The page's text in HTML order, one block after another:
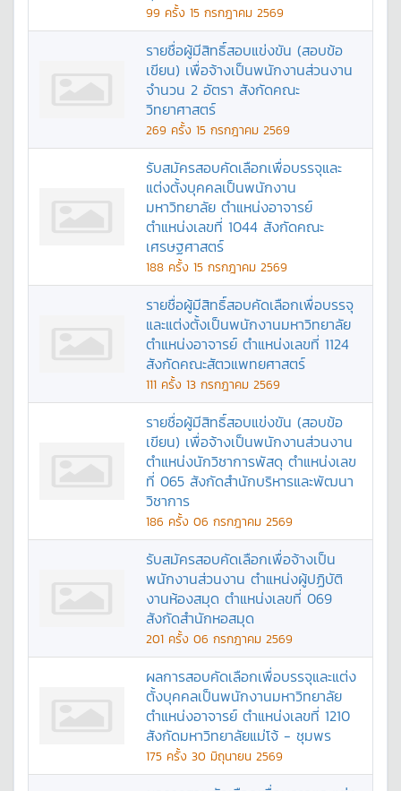
99 ครั้ง 15 กรกฎาคม 2569
รายชื่อผู้มีสิทธิ์สอบแข่งขัน (สอบข้อ
เขียน) เพื่อจ้างเป็นพนักงานส่วนงาน
จำนวน 2 อัตรา สังกัดคณะ
วิทยาศาสตร์
269 ครั้ง 15 กรกฎาคม 2569
รับสมัครสอบคัดเลือกเพื่อบรรจุและ
แต่งตั้งบุคคลเป็นพนักงาน
มหาวิทยาลัย ตำแหน่งอาจารย์
ตำแหน่งเลขที่ 1044 สังกัดคณะ
เศรษฐศาสตร์
188 ครั้ง 15 กรกฎาคม 2569
รายชื่อผู้มีสิทธิ์สอบคัดเลือกเพื่อบรรจุ
และแต่งตั้งเป็นพนักงานมหาวิทยาลัย
ตำแหน่งอาจารย์ ตำแหน่งเลขที่ 1124
สังกัดคณะสัตวแพทยศาสตร์
111 ครั้ง 13 กรกฎาคม 2569
รายชื่อผู้มีสิทธิ์สอบแข่งขัน (สอบข้อ
เขียน) เพื่อจ้างเป็นพนักงานส่วนงาน
ตำแหน่งนักวิชาการพัสดุ ตำแหน่งเลข
ที่ 065 สังกัดสำนักบริหารและพัฒนา
วิชาการ
186 ครั้ง 06 กรกฎาคม 2569
รับสมัครสอบคัดเลือกเพื่อจ้างเป็น
พนักงานส่วนงาน ตำแหน่งผู้ปฏิบัติ
งานห้องสมุด ตำแหน่งเลขที่ 069
สังกัดสำนักหอสมุด
201 ครั้ง 06 กรกฎาคม 2569
ผลการสอบคัดเลือกเพื่อบรรจุและแต่ง
ตั้งบุคคลเป็นพนักงานมหาวิทยาลัย
ตำแหน่งอาจารย์ ตำแหน่งเลขที่ 1210
สังกัดมหาวิทยาลัยแม่โจ้ - ชุมพร
175 ครั้ง 30 มิถุนายน 2569